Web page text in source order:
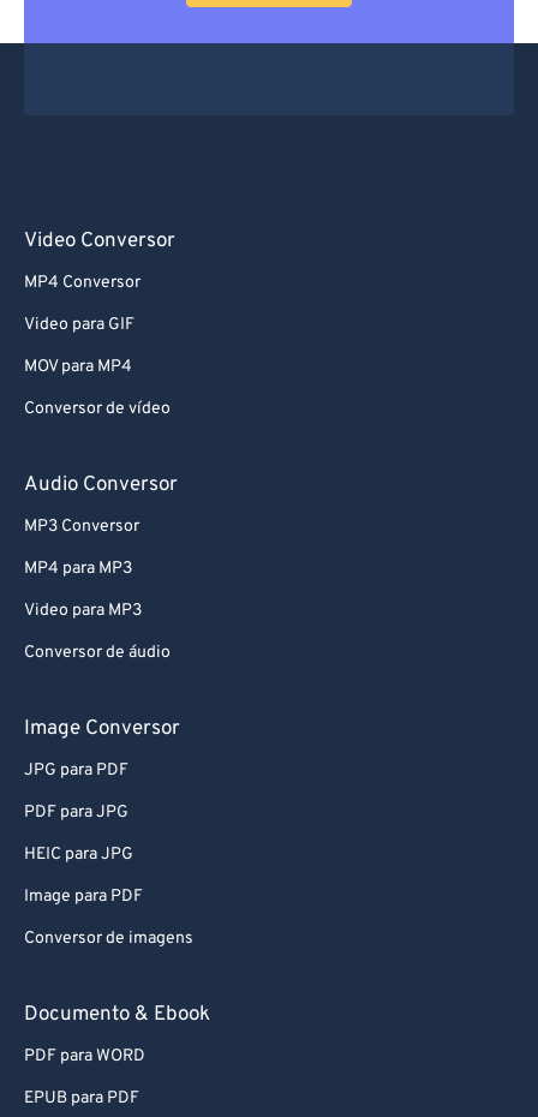
Video Conversor
MP4 Conversor
Video para GIF
MOV para MP4
Conversor de vídeo
Audio Conversor
MP3 Conversor
MP4 para MP3
Video para MP3
Conversor de áudio
Image Conversor
JPG para PDF
PDF para JPG
HEIC para JPG
Image para PDF
Conversor de imagens
Documento & Ebook
PDF para WORD
EPUB para PDF